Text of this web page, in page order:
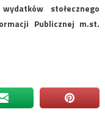
stołecznego
Publicznej m.st.